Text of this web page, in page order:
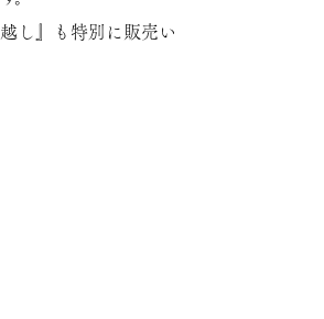
し
』も特別に販売い